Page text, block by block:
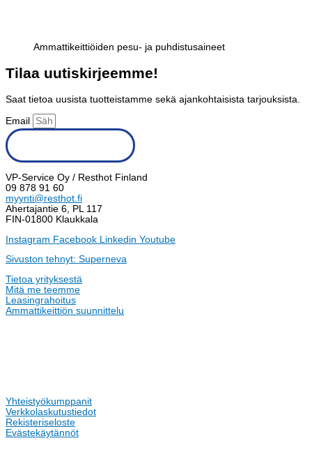
Ammattikeittiöiden pesu- ja puhdistusaineet
Tilaa uutiskirjeemme!
Saat tietoa uusista tuotteistamme sekä ajankohtaisista tarjouksista.
Email
VP-Service Oy / Resthot Finland
09 878 91 60
myynti@resthot.fi
Ahertajantie 6, PL 117
FIN-01800 Klaukkala
Instagram Facebook Linkedin Youtube
Sivuston tehnyt: Superneva
Tietoa yrityksestä
Mitä me teemme
Leasingrahoitus
Ammattikeittiön suunnittelu
Yhteistyökumppanit
Verkkolaskutustiedot
Rekisteriseloste
Evästekäytännöt